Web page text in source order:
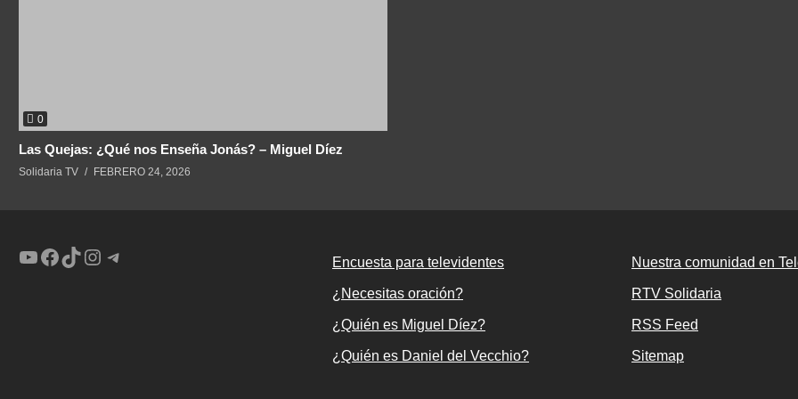
0
Las Quejas: ¿Qué nos Enseña Jonás? – Miguel Díez
Solidaria TV FEBRERO 24, 2026
YouTube
Facebook
TikTok
Instagram
Telegram Encuesta para televidentes
¿Necesitas oración?
¿Quién es Miguel Díez?
¿Quién es Daniel del Vecchio?
Nuestra comunidad en
RTV Solidaria
RSS Feed
Sitemap